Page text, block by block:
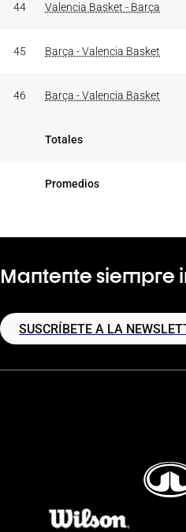
44 Valencia Basket - Barça
45 Barça - Valencia Basket
46 Barça - Valencia Basket
Totales
Promedios
Mantente siempre
SUSCRÍBETE A LA